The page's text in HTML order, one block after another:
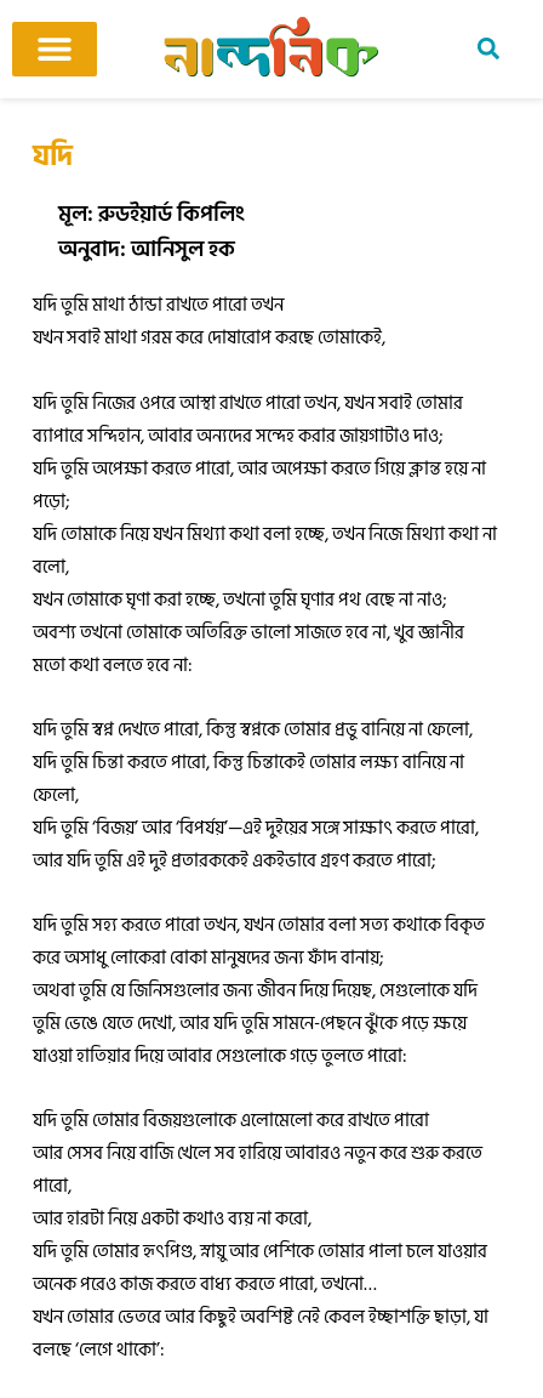
content
যদি
মূল: রুডইয়ার্ড কিপলিং
অনুবাদ: আনিসুল হক
যদি তুমি মাথা ঠান্ডা রাখতে পারো তখন
যখন সবাই মাথা গরম করে দোষারোপ করছে তোমাকেই,
যদি তুমি নিজের ওপরে আস্থা রাখতে পারো তখন, যখন সবাই তোমার
ব্যাপারে সন্দিহান, আবার অন্যদের সন্দেহ করার জায়গাটাও দাও;
যদি তুমি অপেক্ষা করতে পারো, আর অপেক্ষা করতে গিয়ে ক্লান্ত হয়ে না
পড়ো;
যদি তোমাকে নিয়ে যখন মিথ্যা কথা বলা হচ্ছে, তখন নিজে মিথ্যা কথা না
বলো,
যখন তোমাকে ঘৃণা করা হচ্ছে, তখনো তুমি ঘৃণার পথ বেছে না নাও;
অবশ্য তখনো তোমাকে অতিরিক্ত ভালো সাজতে হবে না, খুব জ্ঞানীর
মতো কথা বলতে হবে না:
যদি তুমি স্বপ্ন দেখতে পারো, কিন্তু স্বপ্নকে তোমার প্রভু বানিয়ে না ফেলো,
যদি তুমি চিন্তা করতে পারো, কিন্তু চিন্তাকেই তোমার লক্ষ্য বানিয়ে না
ফেলো,
যদি তুমি ‘বিজয়’ আর ‘বিপর্যয়’—এই দুইয়ের সঙ্গে সাক্ষাৎ করতে পারো,
আর যদি তুমি এই দুই প্রতারককেই একইভাবে গ্রহণ করতে পারো;
যদি তুমি সহ্য করতে পারো তখন, যখন তোমার বলা সত্য কথাকে বিকৃত
করে অসাধু লোকেরা বোকা মানুষদের জন্য ফাঁদ বানায়;
অথবা তুমি যে জিনিসগুলোর জন্য জীবন দিয়ে দিয়েছ, সেগুলোকে যদি
তুমি ভেঙে যেতে দেখো, আর যদি তুমি সামনে-পেছনে ঝুঁকে পড়ে ক্ষয়ে
যাওয়া হাতিয়ার দিয়ে আবার সেগুলোকে গড়ে তুলতে পারো:
যদি তুমি তোমার বিজয়গুলোকে এলোমেলো করে রাখতে পারো
আর সেসব নিয়ে বাজি খেলে সব হারিয়ে আবারও নতুন করে শুরু করতে
পারো,
আর হারটা নিয়ে একটা কথাও ব্যয় না করো,
যদি তুমি তোমার হৃৎপিণ্ড, স্নায়ু আর পেশিকে তোমার পালা চলে যাওয়ার
অনেক পরেও কাজ করতে বাধ্য করতে পারো, তখনো…
যখন তোমার ভেতরে আর কিছুই অবশিষ্ট নেই কেবল ইচ্ছাশক্তি ছাড়া, যা
বলছে ‌‘লেগে থাকো’: